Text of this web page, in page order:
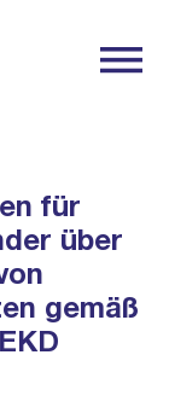
für
über
gemäß